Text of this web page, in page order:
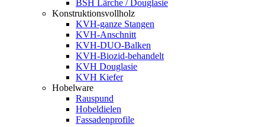
BSH Lärche / Douglasie
Konstruktionsvollholz
KVH-ganze Stangen
KVH-Anschnitt
KVH-DUO-Balken
KVH-Biozid-behandelt
KVH Douglasie
KVH Kiefer
Hobelware
Rauspund
Hobeldielen
Fassadenprofile